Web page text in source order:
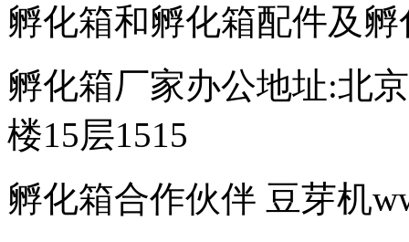
孵化箱和孵化箱配件及
孵化箱厂家办公地址:北
楼15层1515
孵化箱合作伙伴 豆芽机